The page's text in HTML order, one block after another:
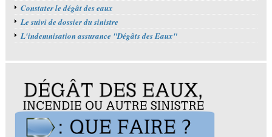
Constater le dégât des eaux
Le suivi de dossier du sinistre
L'indemnisation assurance "Dégâts des Eaux"